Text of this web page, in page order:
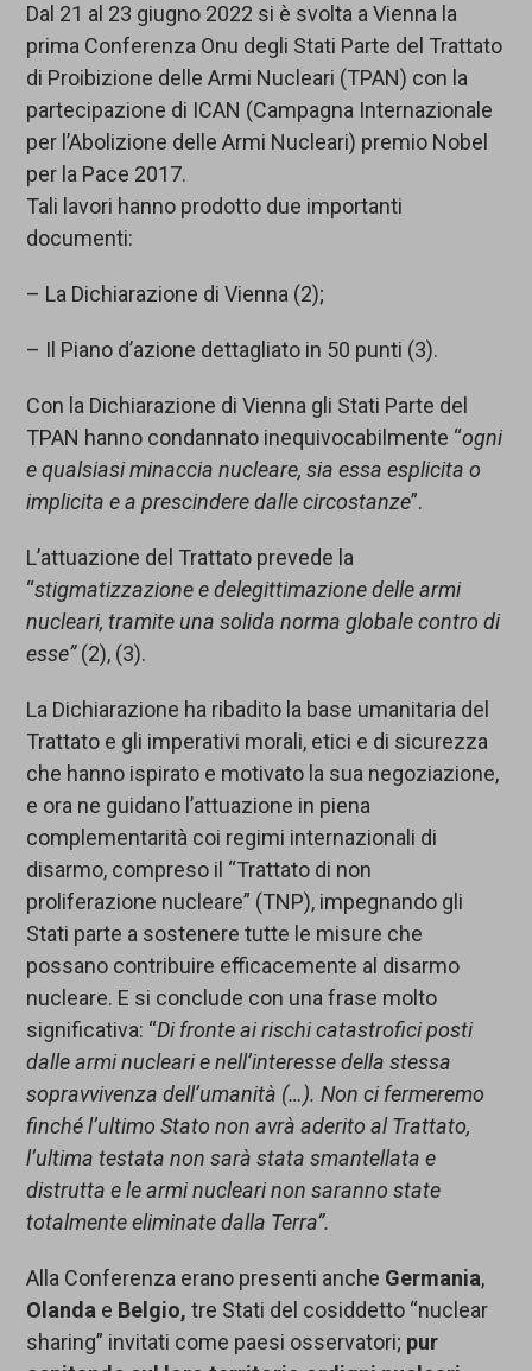
Dal 21 al 23 giugno 2022 si è svolta a Vienna la
prima Conferenza Onu degli Stati Parte del Trattato
di Proibizione delle Armi Nucleari (TPAN) con la
partecipazione di ICAN (Campagna Internazionale
per l’Abolizione delle Armi Nucleari) premio Nobel
per la Pace 2017.
Tali lavori hanno prodotto due importanti
documenti:
– La Dichiarazione di Vienna (2);
– Il Piano d’azione dettagliato in 50 punti (3).
Con la Dichiarazione di Vienna gli Stati Parte del
TPAN hanno condannato inequivocabilmente “ogni
e qualsiasi minaccia nucleare, sia essa esplicita o
implicita e a prescindere dalle circostanze”.
L’attuazione del Trattato prevede la
“stigmatizzazione e delegittimazione delle armi
nucleari, tramite una solida norma globale contro di
esse”(2), (3).
La Dichiarazione ha ribadito la base umanitaria del
Trattato e gli imperativi morali, etici e di sicurezza
che hanno ispirato e motivato la sua negoziazione,
e ora ne guidano l’attuazione in piena
complementarità coi regimi internazionali di
disarmo, compreso il “Trattato di non
proliferazione nucleare” (TNP), impegnando gli
Stati parte a sostenere tutte le misure che
possano contribuire efficacemente al disarmo
nucleare. E si conclude con una frase molto
significativa: “Di fronte ai rischi catastrofici posti
dalle armi nucleari e nell’interesse della stessa
sopravvivenza dell’umanità (…). Non ci fermeremo
finché l’ultimo Stato non avrà aderito al Trattato,
l’ultima testata non sarà stata smantellata e
distrutta e le armi nucleari non saranno state
totalmente eliminate dalla Terra”.
Alla Conferenza erano presenti anche Germania,
Olanda e Belgio,tre Stati del cosiddetto “nuclear
sharing” invitati come paesi osservatori; pur